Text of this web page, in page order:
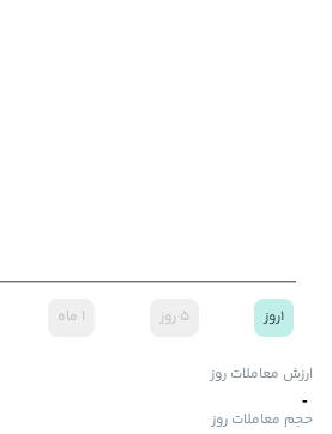
۱روز ۵ روز ۱ ماه
ارزش معاملات روز
-
حجم معاملات روز